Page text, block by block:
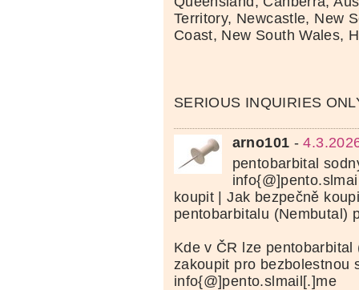
Territory, Newcastle, New
Coast, New South Wales,
SERIOUS INQUIRIES
arno101 -
pentobarbital
koupit | Jak bezpečně
pentobarbitalu (Nembutal)
Kde v ČR lze
zakoupit pro bezbolestnou
info{@]pento.slmail[.]me